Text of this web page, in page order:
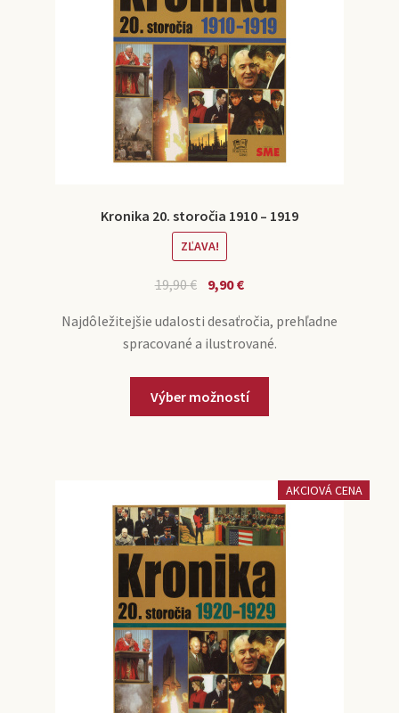
Kronika 20. storočia 1910 – 1919
ZĽAVA!
19,90€ 9,90€
Najdôležitejšie udalosti desaťročia, prehľadne
spracované a ilustrované.
Výber možností
AKCIOVÁ CENA